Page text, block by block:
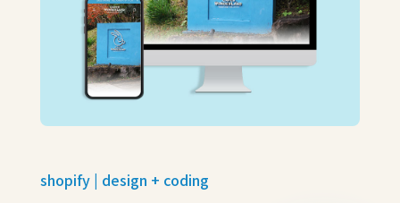
shopify | design + coding